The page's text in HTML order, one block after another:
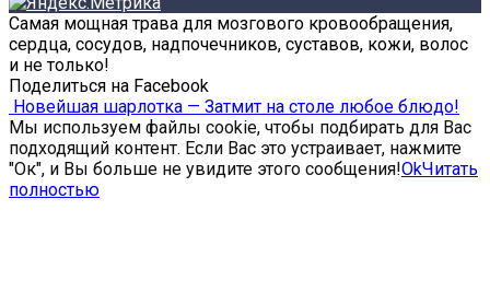
Самая мощная трава для мозгового кровообращения,
сердца, сосудов, надпочечников, суставов, кожи, волос
и не только!
Поделиться на Facebook
Новейшая шарлотка — Затмит на столе любое блюдо!
Мы используем файлы cookie, чтобы подбирать для Вас
подходящий контент. Если Вас это устраивает, нажмите
"Ок", и Вы больше не увидите этого сообщения!OkЧитать
полностью